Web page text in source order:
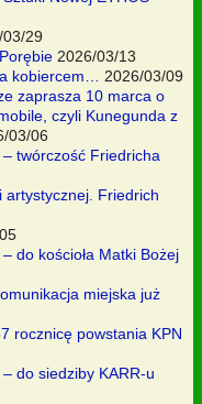
29
2026/03/13
kobiercem…
2026/03/09
zaprasza 10 marca o
czyli Kunegunda z
03/06
twórczość Friedricha
artystycznej. Friedrich
do kościoła Matki Bożej
miejska już
rocznicę powstania KPN
do siedziby KARR-u